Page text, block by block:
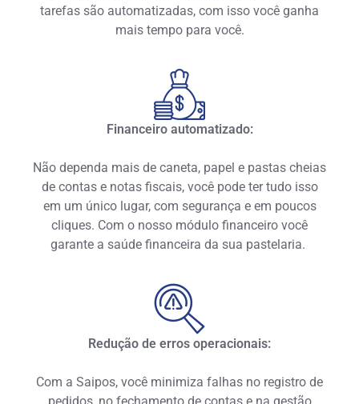
tarefas são automatizadas, com isso você ganha
mais tempo para você.
Financeiro automatizado:
Não dependa mais de caneta, papel e pastas cheias
de contas e notas fiscais, você pode ter tudo isso
em um único lugar, com segurança e em poucos
cliques. Com o nosso módulo financeiro você
garante a saúde financeira da sua pastelaria.
Redução de erros operacionais:
Com a Saipos, você minimiza falhas no registro de
pedidos, no fechamento de contas e na gestão